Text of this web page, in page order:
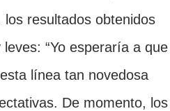
resultados obtenidos
“Yo esperaría a que
línea tan novedosa
De momento, los